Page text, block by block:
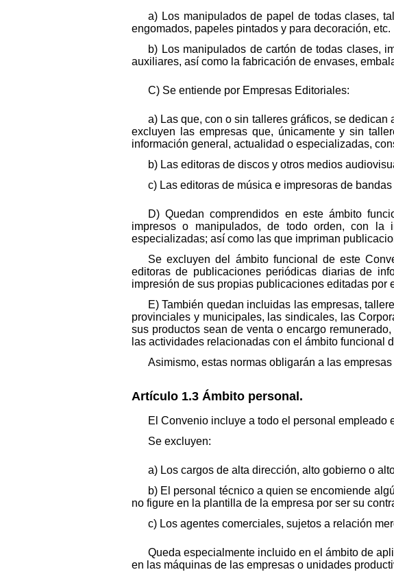
a) Los manipulados de papel de todas clases,
engomados, papeles pintados y para decoración, etc.
b) Los manipulados de cartón de todas clases,
auxiliares, así como la fabricación de envases,
C) Se entiende por Empresas Editoriales:
a) Las que, con o sin talleres gráficos, se
excluyen las empresas que, únicamente y sin
información general, actualidad o especializadas,
b) Las editoras de discos y otros medios
c) Las editoras de música e impresoras de
D) Quedan comprendidos en este ámbito
impresos o manipulados, de todo orden, con la
especializadas; así como las que impriman
Se excluyen del ámbito funcional de este
editoras de publicaciones periódicas diarias de
impresión de sus propias publicaciones editadas por
E) También quedan incluidas las empresas,
provinciales y municipales, las sindicales, las
sus productos sean de venta o encargo
las actividades relacionadas con el ámbito funcional
Asimismo, estas normas obligarán a las
Artículo 1.3 Ámbito personal.
El Convenio incluye a todo el personal empleado
Se excluyen:
a) Los cargos de alta dirección, alto gobierno o
b) El personal técnico a quien se encomiende
no figure en la plantilla de la empresa por ser su
c) Los agentes comerciales, sujetos a relación
Queda especialmente incluido en el ámbito de
en las máquinas de las empresas o unidades